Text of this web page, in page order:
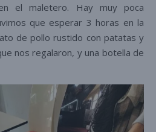
el maletero. Hay muy poca
que esperar 3 horas en la
de pollo rustido con patatas y
nos regalaron, y una botella de